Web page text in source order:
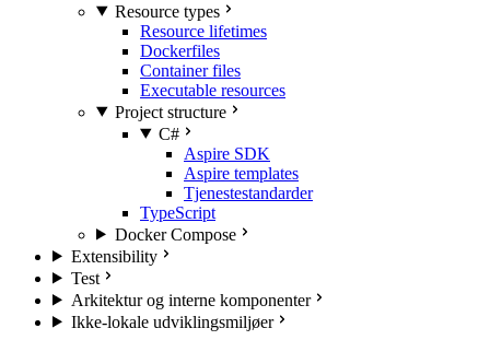
Resource types
Resource lifetimes
Dockerfiles
Container files
Executable resources
Project structure
C#
Aspire SDK
Aspire templates
Tjenestestandarder
TypeScript
Docker Compose
Extensibility
Test
Arkitektur og interne komponenter
Ikke-lokale udviklingsmiljøer